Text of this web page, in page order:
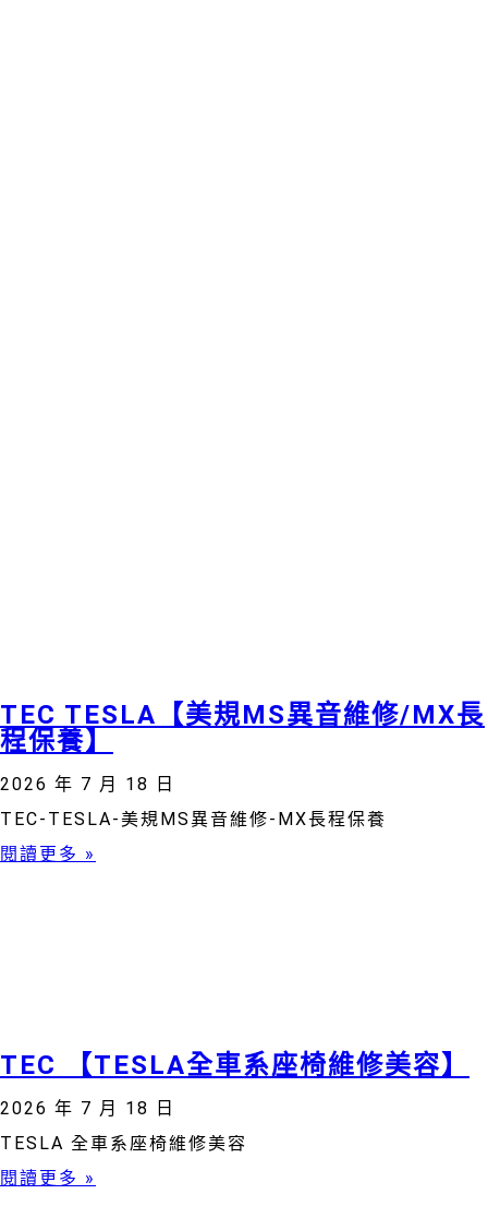
TEC TESLA【美規MS異音維修/MX長
程保養】
2026 年 7 月 18 日
TEC-TESLA-美規MS異音維修-MX長程保養
閱讀更多 »
TEC 【TESLA全車系座椅維修美容】
2026 年 7 月 18 日
TESLA 全車系座椅維修美容
閱讀更多 »